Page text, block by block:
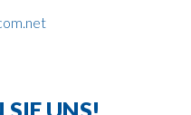
SIE UNS!